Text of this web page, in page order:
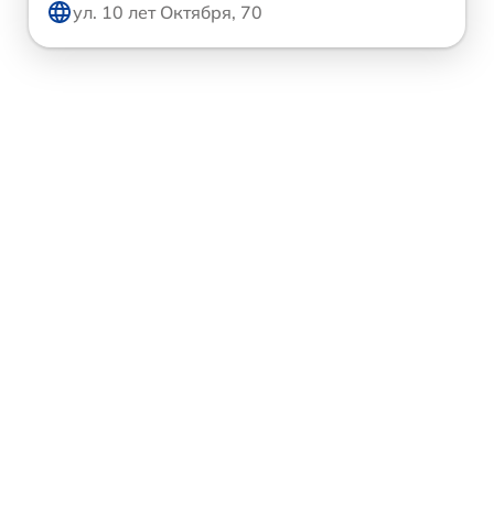
ул. 10 лет Октября, 70